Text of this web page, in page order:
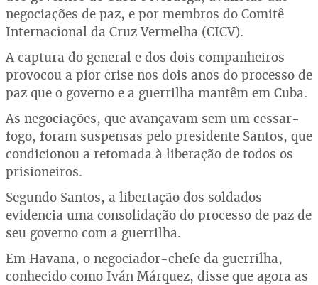
negociações de paz, e por membros do Comitê
Internacional da Cruz Vermelha (CICV).
A captura do general e dos dois companheiros
provocou a pior crise nos dois anos do processo de
paz que o governo e a guerrilha mantêm em Cuba.
As negociações, que avançavam sem um cessar-
fogo, foram suspensas pelo presidente Santos, que
condicionou a retomada à liberação de todos os
prisioneiros.
Segundo Santos, a libertação dos soldados
evidencia uma consolidação do processo de paz de
seu governo com a guerrilha.
Em Havana, o negociador-chefe da guerrilha,
conhecido como Iván Márquez, disse que agora as